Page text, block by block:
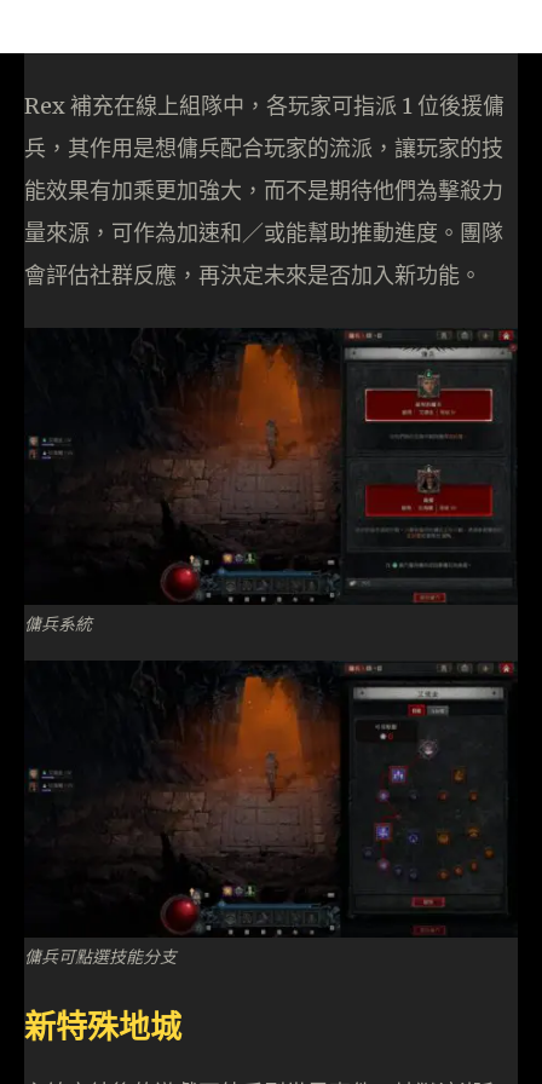
Rex 補充在線上組隊中，各玩家可指派 1 位後援傭
兵，其作用是想傭兵配合玩家的流派，讓玩家的技
能效果有加乘更加強大，而不是期待他們為擊殺力
量來源，可作為加速和／或能幫助推動進度。團隊
會評估社群反應，再決定未來是否加入新功能。
傭兵系統
傭兵可點選技能分支
新特殊地城